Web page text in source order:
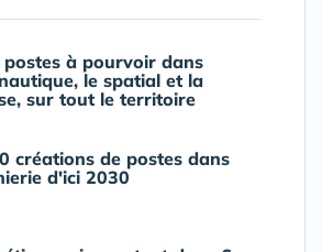
postes à pourvoir dans
le spatial et la
sur tout le territoire
créations de postes dans
d'ici 2030